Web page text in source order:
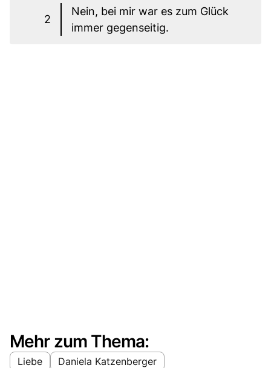
2
Nein, bei mir war es zum Glück
immer gegenseitig.
Mehr zum Thema:
Liebe Daniela Katzenberger